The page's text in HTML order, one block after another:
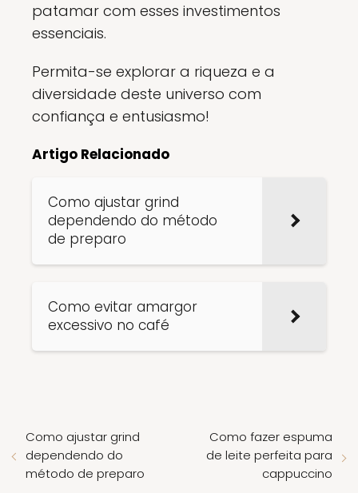
patamar com esses investimentos
essenciais.
Permita-se explorar a riqueza e a
diversidade deste universo com
confiança e entusiasmo!
Artigo Relacionado
Como ajustar grind
dependendo do método
de preparo
Como evitar amargor
excessivo no café
Como ajustar grind
dependendo do
método de preparo
Como fazer espuma
de leite perfeita para
cappuccino